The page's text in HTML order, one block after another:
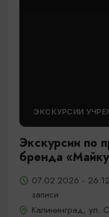
ЭКСКУРСИИ
Экскурсии по
бренда
07.02.2026 -
записи
Калининград, ул.